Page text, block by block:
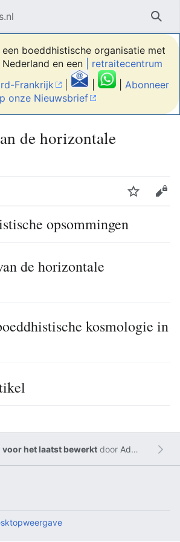
boeddhistische organisatie met
en een
| retraitecentrum
Frankrijk
| | Abonneer
onze Nieuwsbrief
de horizontale
Volgen Bewerken
opsommingen
de horizontale
kosmologie in
voor het laatst bewerktdoor Admin